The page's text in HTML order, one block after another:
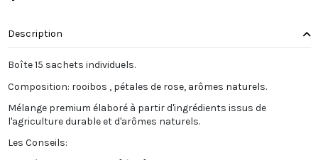
Description
Boîte 15 sachets individuels.
Composition: rooibos , pétales de rose, arômes naturels.
Mélange premium élaboré à partir d'ingrédients issus de
l'agriculture durable et d'arômes naturels.
Les Conseils: